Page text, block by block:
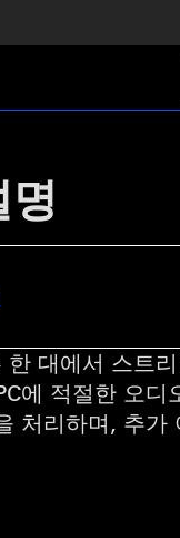
대에서 스트
에 적절한 오디
처리하며, 추가